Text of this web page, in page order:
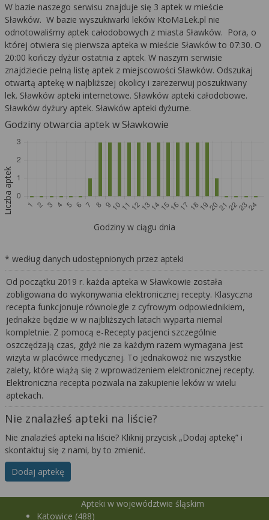
W bazie naszego serwisu znajduje się 3 aptek w mieście
Sławków. W bazie wyszukiwarki leków KtoMaLek.pl nie
odnotowaliśmy aptek całodobowych z miasta Sławków. Pora, o
której otwiera się pierwsza apteka w mieście Sławków to 07:30. O
20:00 kończy dyżur ostatnia z aptek. W naszym serwisie
znajdziecie pełną listę aptek z miejscowości Sławków. Odszukaj
otwartą aptekę w najbliższej okolicy i zarezerwuj poszukiwany
lek. Sławków apteki internetowe. Sławków apteki całodobowe.
Sławków dyżury aptek. Sławków apteki dyżurne.
Godziny otwarcia aptek w Sławkowie
Liczba aptek
Godziny w ciągu dnia
* według danych udostępnionych przez apteki
Od początku 2019 r. każda apteka w Sławkowie została
zobligowana do wykonywania elektronicznej recepty. Klasyczna
recepta funkcjonuje równolegle z cyfrowym odpowiednikiem,
jednakże będzie w w najbliższych latach wyparta niemal
kompletnie. Z pomocą e-Recepty pacjenci szczególnie
oszczędzają czas, gdyż nie za każdym razem wymagana jest
wizyta w placówce medycznej. To jednakowoż nie wszystkie
zalety, które wiążą się z wprowadzeniem elektronicznej recepty.
Elektroniczna recepta pozwala na zakupienie leków w wielu
aptekach.
Nie znalazłeś apteki na liście?
Nie znalazłeś apteki na liście? Kliknij przycisk „Dodaj aptekę” i
skontaktuj się z nami, by to zmienić.
Dodaj aptekę
Apteki w województwie śląskim
Katowice (488)